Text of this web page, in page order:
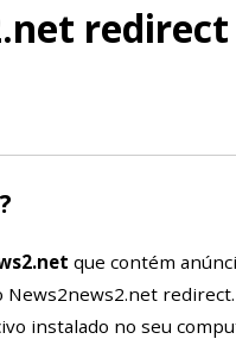
redirect
que contém
instalado no seu